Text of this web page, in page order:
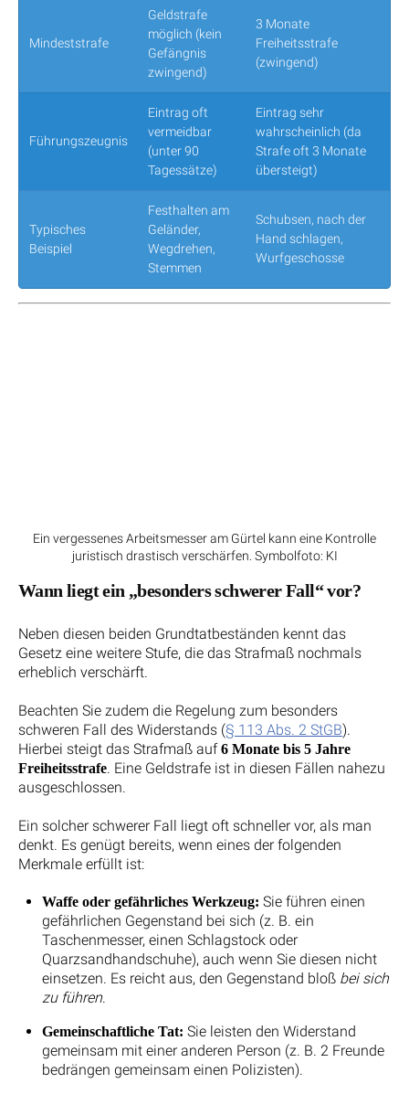
Mindeststrafe
Geldstrafe
möglich (kein
Gefängnis
zwingend)
3 Monate
Freiheitsstrafe
(zwingend)
Führungszeugnis
Eintrag oft
vermeidbar
(unter 90
Tagessätze)
Eintrag sehr
wahrscheinlich (da
Strafe oft 3 Monate
übersteigt)
Typisches
Beispiel
Festhalten am
Geländer,
Wegdrehen,
Stemmen
Schubsen, nach der
Hand schlagen,
Wurfgeschosse
Ein vergessenes Arbeitsmesser am Gürtel kann eine Kontrolle
juristisch drastisch verschärfen. Symbolfoto: KI
Wann liegt ein „besonders schwerer Fall“ vor?
Neben diesen beiden Grundtatbeständen kennt das
Gesetz eine weitere Stufe, die das Strafmaß nochmals
erheblich verschärft.
Beachten Sie zudem die Regelung zum besonders
schweren Fall des Widerstands (§ 113 Abs. 2 StGB).
Hierbei steigt das Strafmaß auf6 Monate bis 5 Jahre
Freiheitsstrafe. Eine Geldstrafe ist in diesen Fällen nahezu
ausgeschlossen.
Ein solcher schwerer Fall liegt oft schneller vor, als man
denkt. Es genügt bereits, wenn eines der folgenden
Merkmale erfüllt ist:
Waffe oder gefährliches Werkzeug: Sie führen einen
gefährlichen Gegenstand bei sich (z. B. ein
Taschenmesser, einen Schlagstock oder
Quarzsandhandschuhe), auch wenn Sie diesen nicht
einsetzen. Es reicht aus, den Gegenstand bloß bei sich
zu führen.
Gemeinschaftliche Tat: Sie leisten den Widerstand
gemeinsam mit einer anderen Person (z. B. 2 Freunde
bedrängen gemeinsam einen Polizisten).